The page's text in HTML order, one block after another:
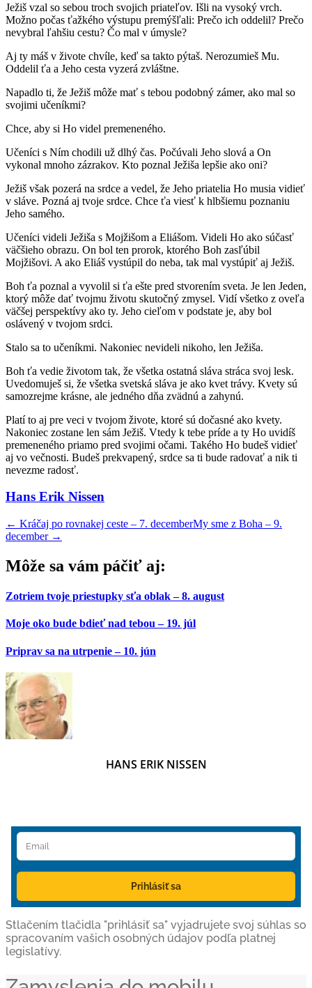
Ježiš vzal so sebou troch svojich priateľov. Išli na vysoký vrch.
Možno počas ťažkého výstupu premýšľali: Prečo ich oddelil? Prečo
nevybral ľahšiu cestu? Čo mal v úmysle?
Aj ty máš v živote chvíle, keď sa takto pýtaš. Nerozumieš Mu.
Oddelil ťa a Jeho cesta vyzerá zvláštne.
Napadlo ti, že Ježiš môže mať s tebou podobný zámer, ako mal so
svojimi učeníkmi?
Chce, aby si Ho videl premeneného.
Učeníci s Ním chodili už dlhý čas. Počúvali Jeho slová a On
vykonal mnoho zázrakov. Kto poznal Ježiša lepšie ako oni?
Ježiš však pozerá na srdce a vedel, že Jeho priatelia Ho musia vidieť
v sláve. Pozná aj tvoje srdce. Chce ťa viesť k hlbšiemu poznaniu
Jeho samého.
Učeníci videli Ježiša s Mojžišom a Eliášom. Videli Ho ako súčasť
väčšieho obrazu. On bol ten prorok, ktorého Boh zasľúbil
Mojžišovi. A ako Eliáš vystúpil do neba, tak mal vystúpiť aj Ježiš.
Boh ťa poznal a vyvolil si ťa ešte pred stvorením sveta. Je len Jeden,
ktorý môže dať tvojmu životu skutočný zmysel. Vidí všetko z oveľa
väčšej perspektívy ako ty. Jeho cieľom v podstate je, aby bol
oslávený v tvojom srdci.
Stalo sa to učeníkmi. Nakoniec nevideli nikoho, len Ježiša.
Boh ťa vedie životom tak, že všetka ostatná sláva stráca svoj lesk.
Uvedomuješ si, že všetka svetská sláva je ako kvet trávy. Kvety sú
samozrejme krásne, ale jedného dňa zvädnú a zahynú.
Platí to aj pre veci v tvojom živote, ktoré sú dočasné ako kvety.
Nakoniec zostane len sám Ježiš. Vtedy k tebe príde a ty Ho uvidíš
premeneného priamo pred svojimi očami. Takého Ho budeš vidieť
aj vo večnosti. Budeš prekvapený, srdce sa ti bude radovať a nik ti
nevezme radosť.
Hans Erik Nissen
← Kráčaj po rovnakej ceste – 7. decemberMy sme z Boha – 9.
december →
Môže sa vám páčiť aj:
Zotriem tvoje priestupky sťa oblak – 8. august
Moje oko bude bdieť nad tebou – 19. júl
Priprav sa na utrpenie – 10. jún
HANS ERIK NISSEN
Prihlásiť sa
Stlačením tlačidla "prihlásiť sa" vyjadrujete svoj súhlas so
spracovaním vašich osobných údajov podľa platnej
legislatívy.